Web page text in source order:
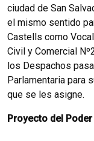
ciudad de San
el mismo sentido
Castells como
Civil y Comercial
los Despachos
Parlamentaria para
que se les asigne.
Proyecto del